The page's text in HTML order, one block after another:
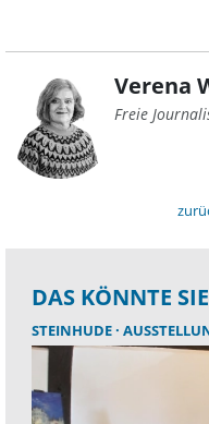
Verena
Freie
DAS KÖNNTE
STEINHUDE